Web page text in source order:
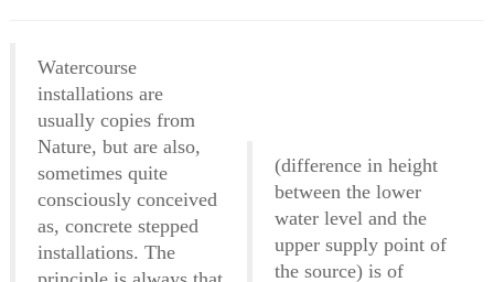
Watercourse
installations are
usually copies from
Nature, but are also,
sometimes quite
consciously conceived
as, concrete stepped
installations. The
(difference in height
between the lower
water level and the
upper supply point of
the source) is of